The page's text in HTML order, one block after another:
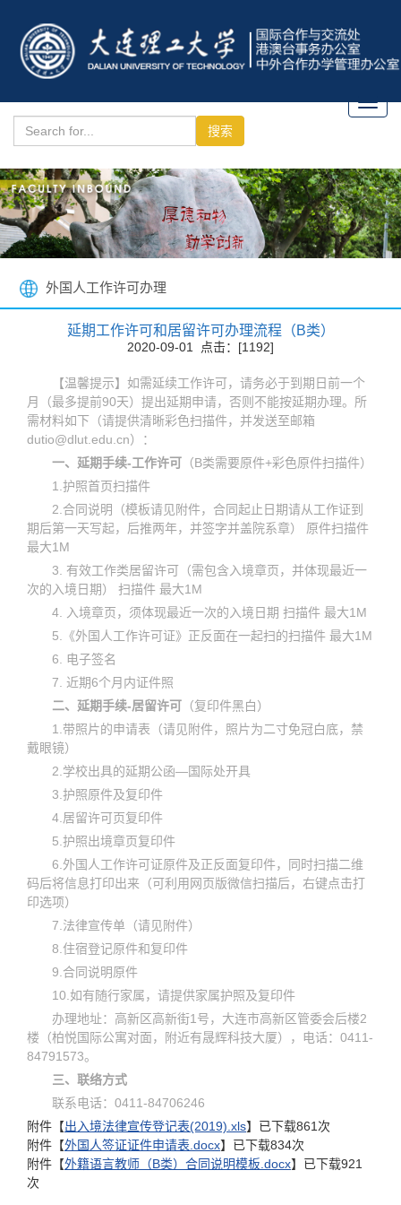
外国人工作许可办理
延期工作许可和居留许可办理流程（B类）
2020-09-01 点击：[1192]
【温馨提示】如需延续工作许可，请务必于到期日前一个
月（最多提前90天）提出延期申请，否则不能按延期办理。所
需材料如下（请提供清晰彩色扫描件，并发送至邮箱
dutio@dlut.edu.cn）：
一、延期手续-工作许可 （B类需要原件+彩色原件扫描件）
1.护照首页扫描件
2.合同说明（模板请见附件，合同起止日期请从工作证到
期后第一天写起，后推两年，并签字并盖院系章） 原件扫描件
最大1M
3. 有效工作类居留许可（需包含入境章页，并体现最近一
次的入境日期） 扫描件 最大1M
4.
入境章页，须体现最近一次的入境日期 扫描件 最大1M
5.《外国人工作许可证》正反面在一起扫的扫描件 最大1M
6. 电子签名
7. 近期6个月内证件照
二、延期手续-居留许可 （复印件黑白）
1.带照片的申请表（请见附件，照片为二寸免冠白底，禁
戴眼镜）
2.学校出具的延期公函—国际处开具
3.护照原件及复印件
4.居留许可页复印件
5.护照出境章页复印件
6.外国人工作许可证原件及正反面复印件，同时扫描二维
码后将信息打印出来（可利用网页版微信扫描后，右键点击打
印选项）
7. 法律宣传单（请见附件）
8. 住宿登记原件和复印件
9. 合同说明原件
10. 如有随行家属，请提供家属护照及复印件
办理地址：高新区高新街1号，大连市高新区管委会后楼2
楼（柏悦国际公寓对面，附近有晟辉科技大厦），电话：0411-
84791573。
三、联络方式
联系电话：0411-84706246
附件【出入境法律宣传登记表(2019).xls】已下载861 次
附件【外国人签证证件申请表.docx】已下载834次
附件【外籍语言教师（B类）合同说明模板.docx】已下载921
次